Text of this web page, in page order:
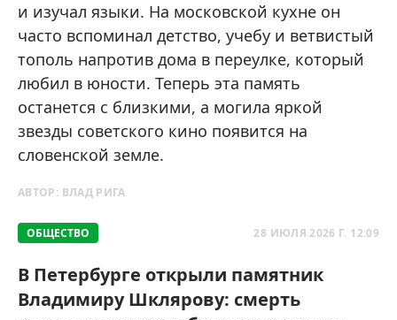
и изучал языки. На московской кухне он
часто вспоминал детство, учебу и ветвистый
тополь напротив дома в переулке, который
любил в юности. Теперь эта память
останется с близкими, а могила яркой
звезды советского кино появится на
словенской земле.
АВТОР: ВЛАД РИГА
ОБЩЕСТВО 28 ИЮЛЯ 2026 Г. 12:09
В Петербурге открыли памятник
Владимиру Шклярову: смерть